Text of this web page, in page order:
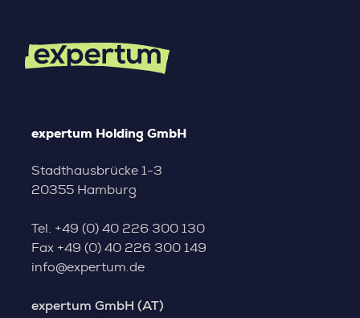
expertum Holding GmbH
Stadthausbrücke 1-3
20355 Hamburg
Tel. +49 (0) 40 226 300 130
Fax +49 (0) 40 226 300 149
info@expertum.de
expertum GmbH (AT)